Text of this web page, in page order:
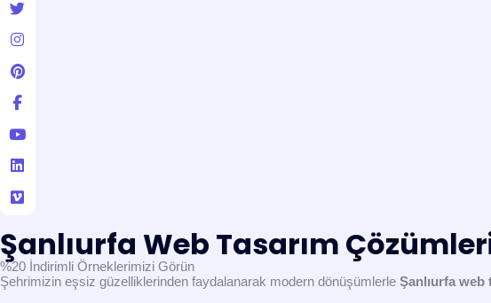
Şanlıurfa Web Tasarım
%20 İndirimli Örneklerimizi Görün
Şehrimizin eşsiz güzelliklerinden faydalanarak modern dönüşümlerle Şanlıurfa web